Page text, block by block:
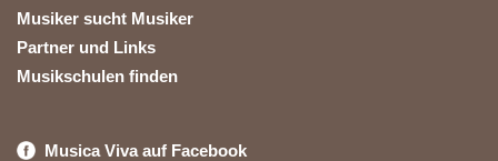
Musiker sucht Musiker
Partner und Links
Musikschulen finden
Musica Viva auf Facebook